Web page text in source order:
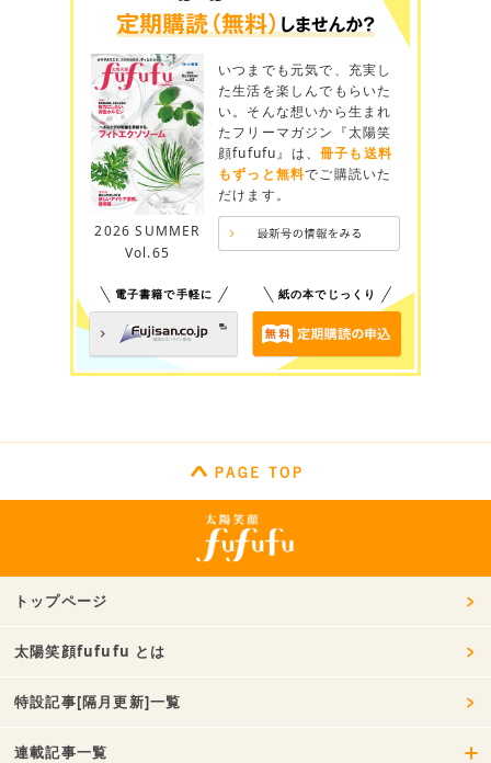
2026 SUMMER
Vol.65
いつまでも元気で、充実し
た生活を楽しんでもらいた
い。そんな想いから生まれ
たフリーマガジン『太陽笑
顔fufufu』は、 冊子も送料
もずっと無料でご購読いた
だけます。
電子書籍で手軽に 紙の本でじっくり
トップページ
太陽笑顔fufufu とは
特設記事[隔月更新]一覧
連載記事一覧